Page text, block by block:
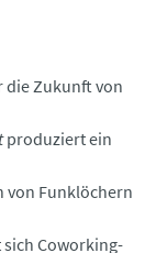
die Zukunft von
produziert ein
von Funklöchern
sich Coworking-